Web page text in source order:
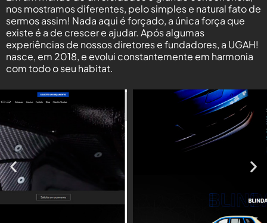
nos mostramos diferentes, pelo simples e natural fato de
sermos assim! Nada aqui é forçado, a única força que
existe é a de crescer e ajudar. Após algumas
experiências de nossos diretores e fundadores, a UGAH!
nasce, em 2018, e evolui constantemente em harmonia
com todo o seu habitat.